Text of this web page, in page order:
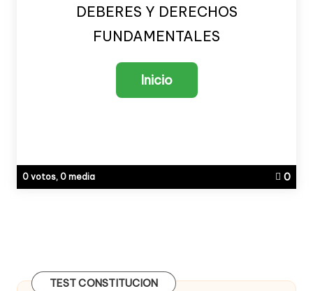
0 votos, 0 media 0
DEBERES Y DERECHOS
FUNDAMENTALES
TEST CONSTITUCION